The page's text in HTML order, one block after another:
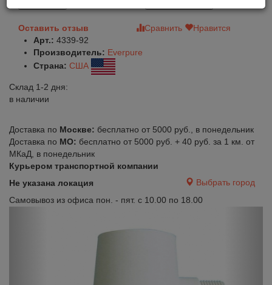
Оставить отзыв Сравнить
Нравится
Арт.: 4339-92
Производитель: Everpure
Страна: США
Склад 1-2 дня:
в наличии
Доставка по Москве: бесплатно от 5000 руб., в понедельник
Доставка по МО: бесплатно от 5000 руб. + 40 руб. за 1 км. от
МКаД, в понедельник
Курьером транспортной компании
Не указана локация
Выбрать город
Самовывоз из офиса пон. - пят. с 10.00 по 18.00